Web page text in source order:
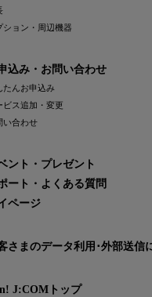
ション・周辺機器
込み・お問い合わせ
たんお申込み
ビス追加・変更
い合わせ
ント・プレゼント
ート・よくある質問
ページ
さまのデータ利用･外部送信
J:COMトップ